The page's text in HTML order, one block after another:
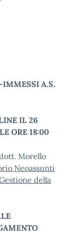
IMMESSI A.S.
IL 26
ORE 18:00
Morello
Neoassunti
della